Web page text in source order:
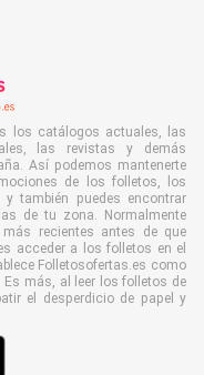
los catálogos actuales, las
las revistas y demás
Así podemos mantenerte
de los folletos, los
también puedes encontrar
de tu zona. Normalmente
recientes antes de que
acceder a los folletos en el
Folletosofertas.es como
más, al leer los folletos de
el desperdicio de papel y